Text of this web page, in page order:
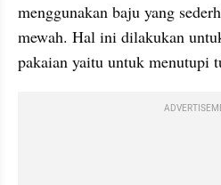
menggunakan baju yang
mewah. Hal ini dilakukan
pakaian yaitu untuk menutupi